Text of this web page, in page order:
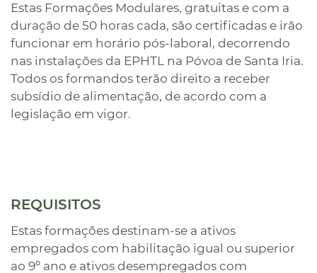
Estas Formações Modulares, gratuitas e com a
duração de 50 horas cada, são certificadas e irão
funcionar em horário pós-laboral, decorrendo
nas instalações da EPHTL na Póvoa de Santa Iria.
Todos os formandos terão direito a receber
subsídio de alimentação, de acordo com a
legislação em vigor.
REQUISITOS
Estas formações destinam-se a ativos
empregados com habilitação igual ou superior
ao 9º ano e ativos desempregados com